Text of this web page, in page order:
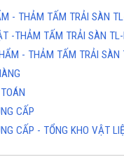
- THẢM TẤM TRẢI SÀN
-THẢM TẤM TRẢI SÀN TL-
- THẢM TẤM TRẢI SÀN
CẤP
CẤP - TỔNG KHO VẬT